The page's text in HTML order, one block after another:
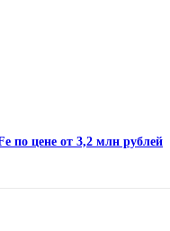
по цене от 3,2 млн рублей